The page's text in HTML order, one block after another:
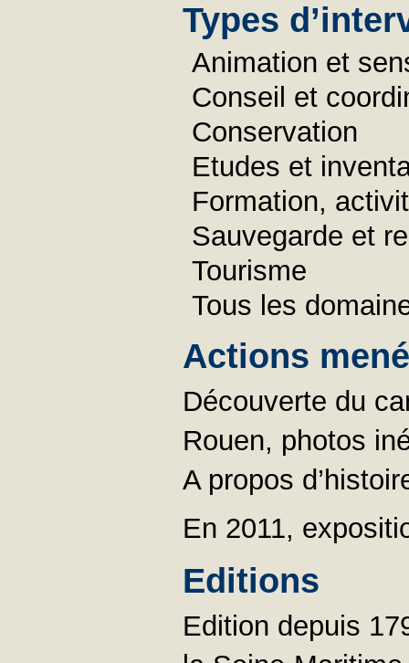
Types
Animation et
Conseil et
Conservation
Etudes et
Formation,
Sauvegarde et
Tourisme
Tous les
Actions
Découverte du
Rouen, photos
A propos
En 2011,
Editions
Edition depuis